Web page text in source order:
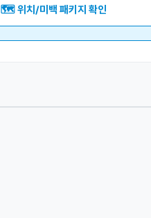
🗺️ 위치/미백 패키지 확인